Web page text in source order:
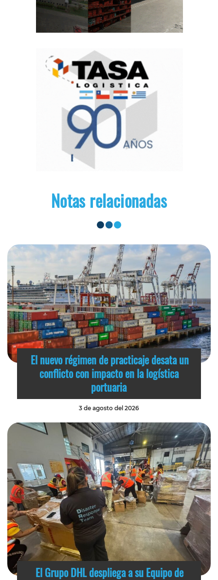
Notas relacionadas
El nuevo régimen de practicaje desata un
conflicto con impacto en la logística
portuaria
3 de agosto del 2026
El Grupo DHL despliega a su Equipo de